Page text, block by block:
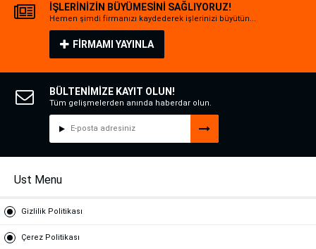
İŞLERİNİZİN BÜYÜMESİNİ SAĞLIYORUZ!
Hemen şimdi firmanızı kaydederek işlerinizi büyütün...
FİRMAMI YAYINLA
BÜLTENİMİZE KAYIT OLUN!
Tüm gelişmelerden anında haberdar olun.
Ust Menu
Gizlilik Politikası
Çerez Politikası